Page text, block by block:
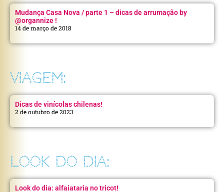
Mudança Casa Nova / parte 1 – dicas de arrumação by
@organnize !
14 de março de 2018
VIAGEM:
Dicas de vinícolas chilenas!
2 de outubro de 2023
LOOK DO DIA:
Look do dia: alfaiataria no tricot!